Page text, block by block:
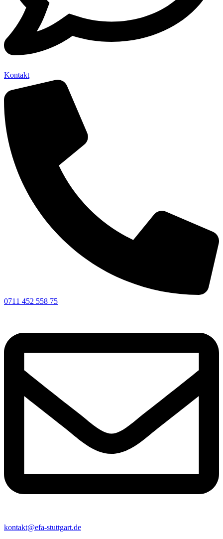
Kontakt
0711 452 558 75
kontakt@efa-stuttgart.de